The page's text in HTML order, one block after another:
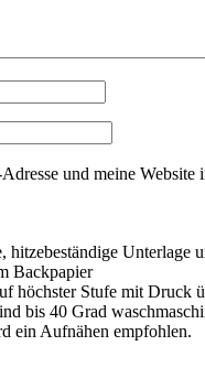
und meine
Unterlage
Backpapier
höchster Stufe mit Druck
bis 40 Grad
ein Aufnähen empfohlen.